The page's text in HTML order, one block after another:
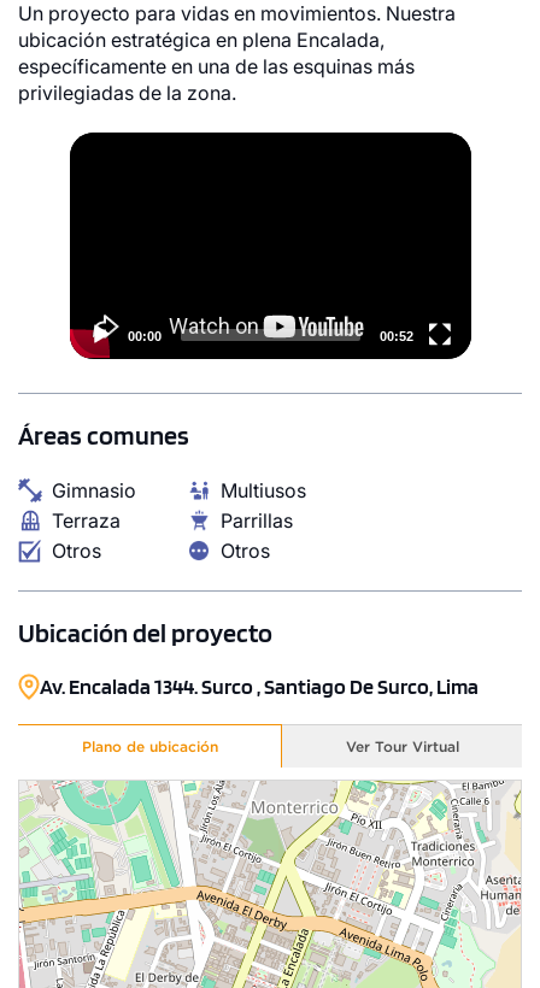
Un proyecto para vidas en movimientos. Nuestra
ubicación estratégica en plena Encalada,
específicamente en una de las esquinas más
privilegiadas de la zona.
Video
00:00 00:52
Áreas comunes
Gimnasio
Multiusos
Terraza
Parrillas
Otros
Otros
Ubicación del proyecto
Av. Encalada 1344. Surco , Santiago De Surco, Lima
Plano de ubicación Ver Tour Virtual